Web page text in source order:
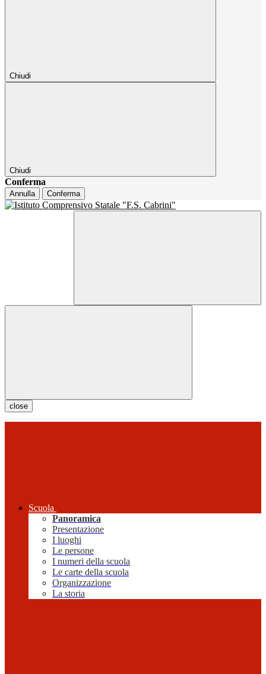
Chiudi
Chiudi
Conferma
Annulla Conferma
close
Scuola
Panoramica
Presentazione
I luoghi
Le persone
I numeri della scuola
Le carte della scuola
Organizzazione
La storia